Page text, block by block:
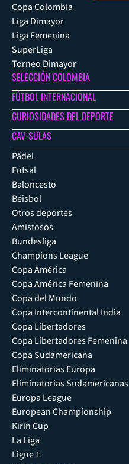
Copa Colombia
Liga Dimayor
Liga Femenina
SuperLiga
Torneo Dimayor
SELECCIÓN COLOMBIA
FÚTBOL INTERNACIONAL
CURIOSIDADES DEL DEPORTE
CAV-SULAS
Pádel
Futsal
Baloncesto
Béisbol
Otros deportes
Amistosos
Bundesliga
Champions League
Copa América
Copa América Femenina
Copa del Mundo
Copa Intercontinental India
Copa Libertadores
Copa Libertadores Femenina
Copa Sudamericana
Eliminatorias Europa
Eliminatorias Sudamericanas
Europa League
European Championship
Kirin Cup
La Liga
Ligue 1